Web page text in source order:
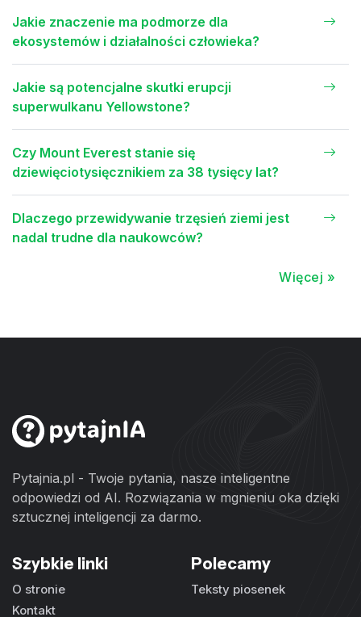
Jakie znaczenie ma podmorze dla
ekosystemów i działalności człowieka?
Jakie są potencjalne skutki erupcji
superwulkanu Yellowstone?
Czy Mount Everest stanie się
dziewięciotysięcznikiem za 38 tysięcy lat?
Dlaczego przewidywanie trzęsień ziemi jest
nadal trudne dla naukowców?
Więcej »
Pytajnia.pl - Twoje pytania, nasze inteligentne
odpowiedzi od AI. Rozwiązania w mgnieniu oka dzięki
sztucznej inteligencji za darmo.
Szybkie linki
O stronie
Kontakt
Polecamy
Teksty piosenek